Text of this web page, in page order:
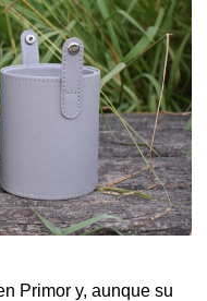
Primor y, aunque su